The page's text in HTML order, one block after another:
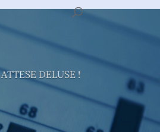
ATTESE DELUSE !